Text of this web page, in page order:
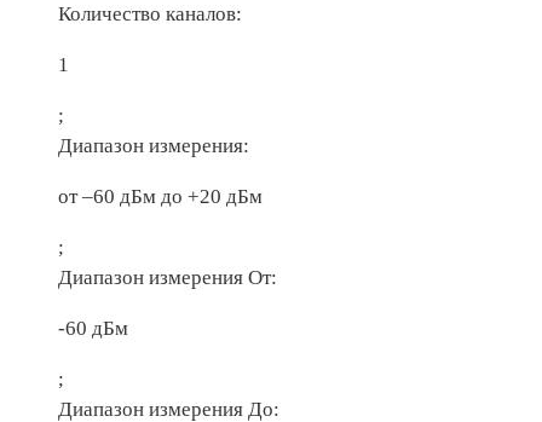
Количество каналов:
1
;
Диапазон измерения:
от –60 дБм до +20 дБм
;
Диапазон измерения От:
-60 дБм
;
Диапазон измерения До: